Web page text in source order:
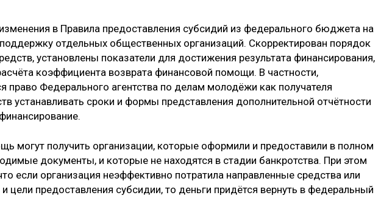
в Правила предоставления субсидий из федерального бюджета на
отдельных общественных организаций. Скорректирован порядок
установлены показатели для достижения результата финансирования,
коэффициента возврата финансовой помощи. В частности,
право Федерального агентства по делам молодёжи как получателя
устанавливать сроки и формы представления дополнительной отчётности
могут получить организации, которые оформили и предоставили в полном
документы, и которые не находятся в стадии банкротства. При этом
если организация неэффективно потратила направленные средства или
цели предоставления субсидии, то деньги придётся вернуть в федеральный